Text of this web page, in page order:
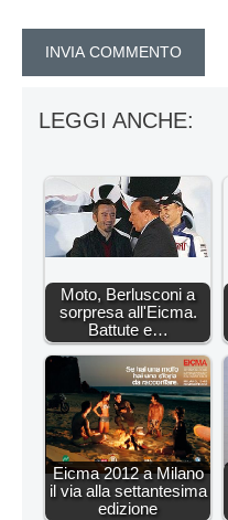
LEGGI ANCHE:
Moto, Berlusconi a
sorpresa all'Eicma.
Battute e…
Eicma 2012 a Milano
il via alla settantesima
edizione